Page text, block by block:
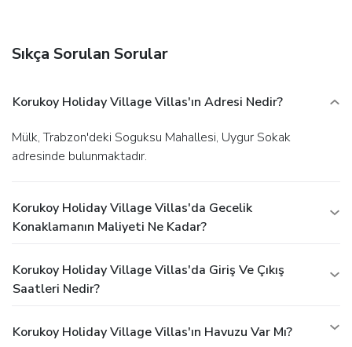
desk. A roundtrip airport shuttle is provided for a surcharge
onsite.
Sıkça Sorulan Sorular
Korukoy Holiday Village Villas'ın Adresi Nedir?
Mülk, Trabzon'deki Soguksu Mahallesi, Uygur Sokak
adresinde bulunmaktadır.
Korukoy Holiday Village Villas'da Gecelik
Konaklamanın Maliyeti Ne Kadar?
Korukoy Holiday Village Villas'da Giriş Ve Çıkış
Saatleri Nedir?
Korukoy Holiday Village Villas'ın Havuzu Var Mı?